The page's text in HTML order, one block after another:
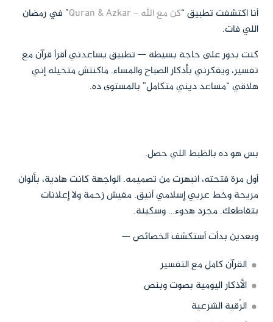
أنا اكتشفت تطبيق “كن مع الله – Quran & Azkar
” في رمضان
اللي فات.
كنت بدور على حاجة بسيطة — تطبيق يساعدني أقرأ قرآن مع
تفسير، ويفكرني بأذكار الصباح والمساء. ماكنتش متخيله إني
هلاقي “مساعد ديني متكامل” بالمستوى ده.
بس هو ده بالظبط اللي حصل.
أول مرة فتحته، انبهرت من تصميمه. الواجهة كانت هادية، بألوان
مريحة وخط عربي إسلامي أنيق. مفيش زحمة ولا إعلانات
بتقاطعك. مجرد هدوء… وسكينة.
وبعدين بدأت أستكشف الخصائص —
القرآن كامل مع التفسير
الأذكار اليومية بصوت وبنص
الرُقية الشرعية